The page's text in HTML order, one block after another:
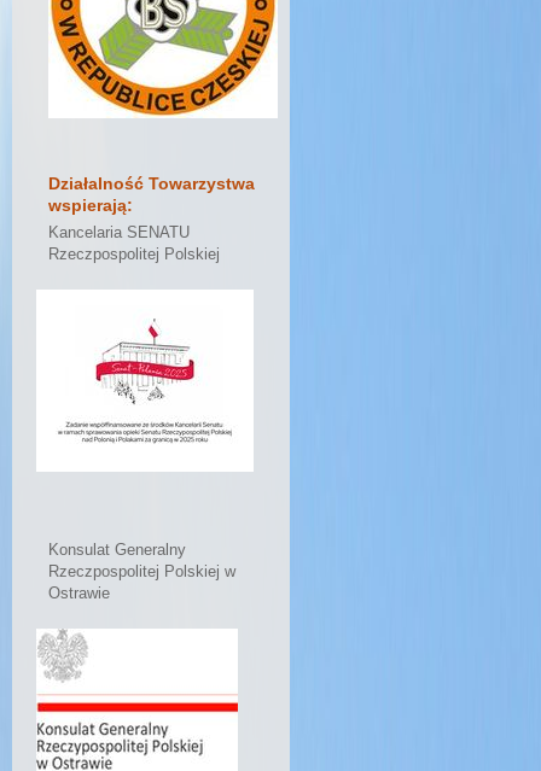
Działalność Towarzystwa
wspierają:
Kancelaria SENATU
Rzeczpospolitej Polskiej
Konsulat Generalny
Rzeczpospolitej Polskiej w
Ostrawie